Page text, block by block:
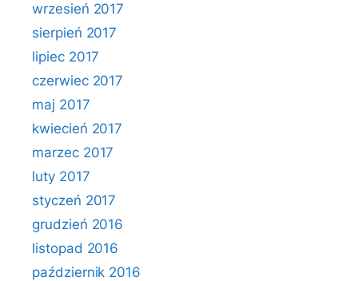
wrzesień 2017
sierpień 2017
lipiec 2017
czerwiec 2017
maj 2017
kwiecień 2017
marzec 2017
luty 2017
styczeń 2017
grudzień 2016
listopad 2016
październik 2016